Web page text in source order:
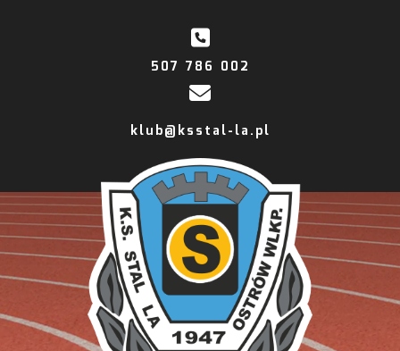
507 786 002
klub@ksstal-la.pl